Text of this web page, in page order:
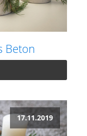
Beton
17.11.2019